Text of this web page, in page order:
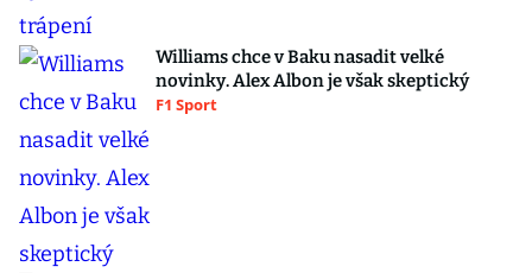
Williams chce v Baku nasadit velké
novinky. Alex Albon je však skeptický
F1 Sport